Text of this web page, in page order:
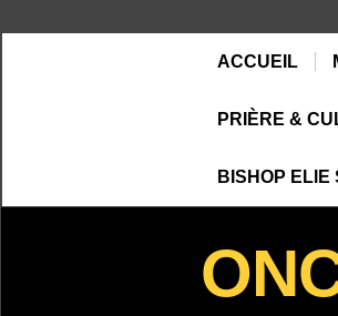
ACCUEIL
PRIÈRE &
BISHOP ELIE